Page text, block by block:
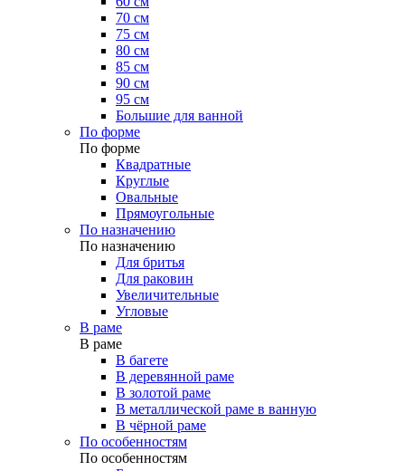
70 см
75 см
80 см
85 см
90 см
95 см
Большие для ванной
По форме
По форме
Квадратные
Круглые
Овальные
Прямоугольные
По назначению
По назначению
Для бритья
Для раковин
Увеличительные
Угловые
В раме
В раме
В багете
В деревянной раме
В золотой раме
В металлической раме в ванную
В чёрной раме
По особенностям
По особенностям